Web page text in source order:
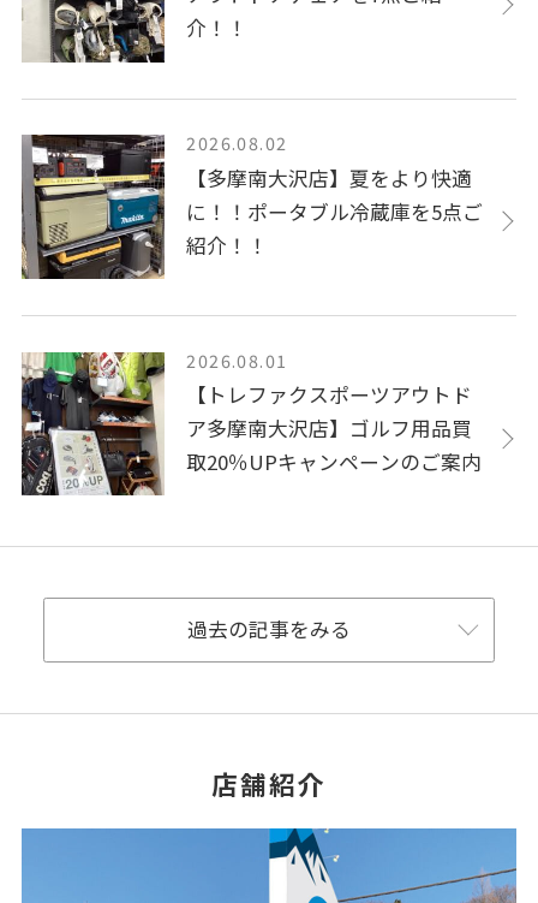
介！！
【多摩南大沢店】夏をより快適
に！！ポータブル冷蔵庫を5点ご
紹介！！
2026.08.02
【トレファクスポーツアウトド
ア多摩南大沢店】ゴルフ用品買
取20％UPキャンペーンのご案内
2026.08.01
過去の記事をみる
店舗紹介